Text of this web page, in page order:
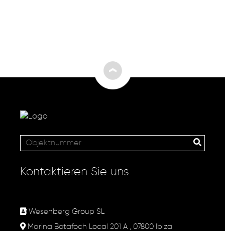
Kontaktieren Sie uns
Wesenberg Group SL
Marina Botafoch Local 201 A , 07800 Ibiza